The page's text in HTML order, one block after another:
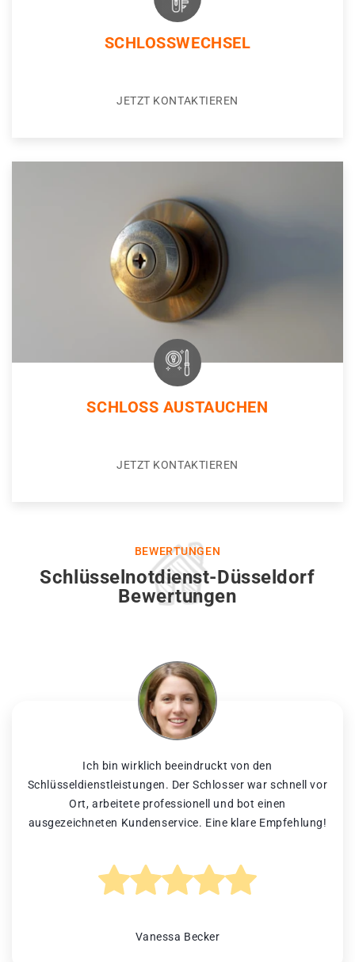
SCHLOSSWECHSEL
JETZT KONTAKTIEREN
SCHLOSS AUSTAUCHEN
JETZT KONTAKTIEREN
BEWERTUNGEN
Schlüsselnotdienst-Düsseldorf
Bewertungen
Ich bin wirklich beeindruckt von den
Schlüsseldienstleistungen. Der Schlosser war schnell vor
Ort, arbeitete professionell und bot einen
ausgezeichneten Kundenservice. Eine klare Empfehlung!
Vanessa Becker